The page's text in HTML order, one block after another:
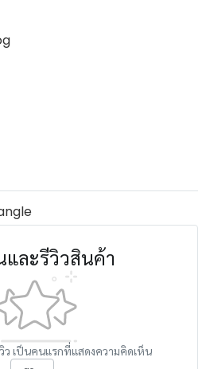
ละรีวิวสินค้า
ว เป็นคนแรกที่แสดงความคิดเห็น